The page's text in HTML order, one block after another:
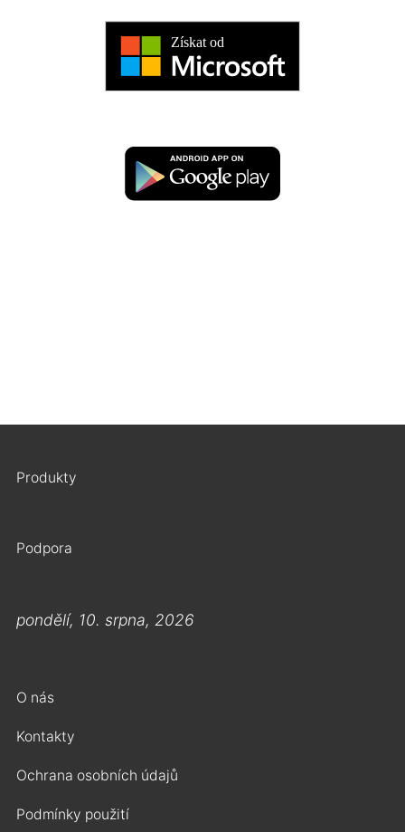
Produkty
Podpora
pondělí, 10. srpna, 2026
O nás
Kontakty
Ochrana osobních údajů
Podmínky použití